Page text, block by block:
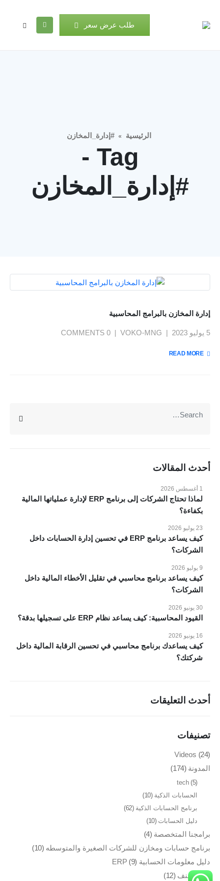
طلب عرض سعر
الرئيسية » #إدارة_المخازن
Tag -
#إدارة_المخازن
إدارة المخازن بالبرامج المحاسبية
5 يوليو 2023 VOKO-MNG
0 COMMENTS
READ MORE +
أحدث المقالات
لماذا تحتاج الشركات إلى برنامج ERP لإدارة عملياتها المالية
بكفاءة؟
1 أغسطس 2026
كيف يساعد برنامج ERP في تحسين إدارة الحسابات داخل
الشركات؟
23 يوليو 2026
كيف يساعد برنامج محاسبي في تقليل الأخطاء المالية داخل
الشركات؟
9 يوليو 2026
القيود المحاسبية: كيف يساعد نظام ERP على تسجيلها بدقة؟
30 يونيو 2026
كيف يساعدك برنامج محاسبي في تحسين الرقابة المالية داخل
شركتك؟
16 يونيو 2026
أحدث التعليقات
تصنيفات
Videos (24)
المدونة (174)
tech(5)
الحسابات الذكية (10)
برنامج الحسابات الذكية (62)
دليل الحسابات (10)
برامجنا المتخصصة (4)
برنامج حسابات ومخازن للشركات الصغيرة والمتوسطه (10)
دليل معلومات الحسابية ERP (9)
غير مصنف (12)
يمنحك نظام فوكو مميزات تساعدك على إدارة ومراقبة عملك
بتقنية BI , ربط الفروع , نظام صلاحيات محكم , توقع الموازنات
المدونة
اتصل بنا
انظمة voko erp
شركات المقاولات والإنشاءات
شركات الاستثمار العقاري
شركات التجارة والتوزيع
الصناعات الصغيرة
منظومة الفاتورة الإلكترونية
تواصل معنا
مدينة نصر، ميدان الساعة، 26 شارع النزهة، مكتب رقم 63
تليفون : 01149996875
بريد الكتروني : info@vokoerp.com
روابط التواصل
VokoERP © 2023. All Rights Reserved. Owned by BUSINESS